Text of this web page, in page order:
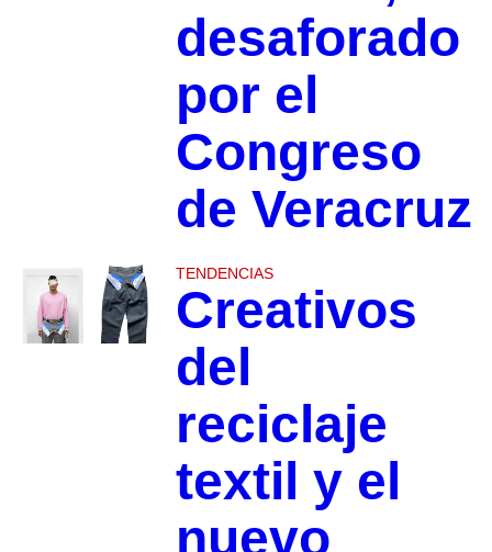
desaforado
por el
Congreso
de Veracruz
TENDENCIAS
Creativos
del
reciclaje
textil y el
nuevo